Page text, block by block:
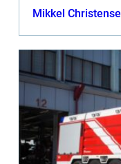
Herudover er en
Mikkel